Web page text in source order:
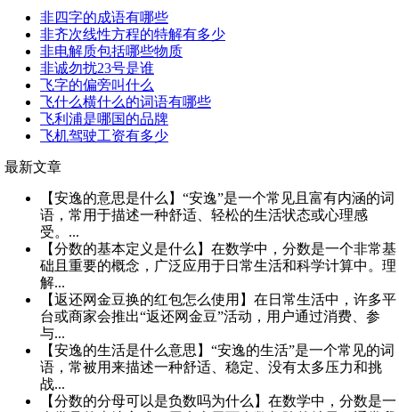
非四字的成语有哪些
非齐次线性方程的特解有多少
非电解质包括哪些物质
非诚勿扰23号是谁
飞字的偏旁叫什么
飞什么横什么的词语有哪些
飞利浦是哪国的品牌
飞机驾驶工资有多少
最新文章
【安逸的意思是什么】“安逸”是一个常见且富有内涵的词
语，常用于描述一种舒适、轻松的生活状态或心理感
受。...
【分数的基本定义是什么】在数学中，分数是一个非常基
础且重要的概念，广泛应用于日常生活和科学计算中。理
解...
【返还网金豆换的红包怎么使用】在日常生活中，许多平
台或商家会推出“返还网金豆”活动，用户通过消费、参
与...
【安逸的生活是什么意思】“安逸的生活”是一个常见的词
语，常被用来描述一种舒适、稳定、没有太多压力和挑
战...
【分数的分母可以是负数吗为什么】在数学中，分数是一